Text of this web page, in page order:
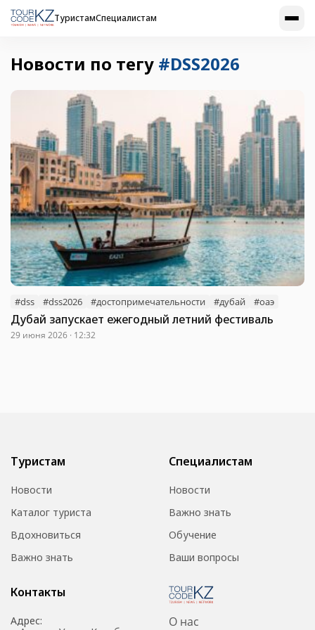
ТуристамСпециалистам
Новости по тегу #DSS2026
#dss #dss2026 #достопримечательности #дубай #оаэ
Дубай запускает ежегодный летний фестиваль
29 июня 2026 · 12:32
Туристам
Новости
Каталог туриста
Вдохновиться
Важно знать
Специалистам
Новости
Важно знать
Обучение
Ваши вопросы
Контакты
Адрес:
О нас